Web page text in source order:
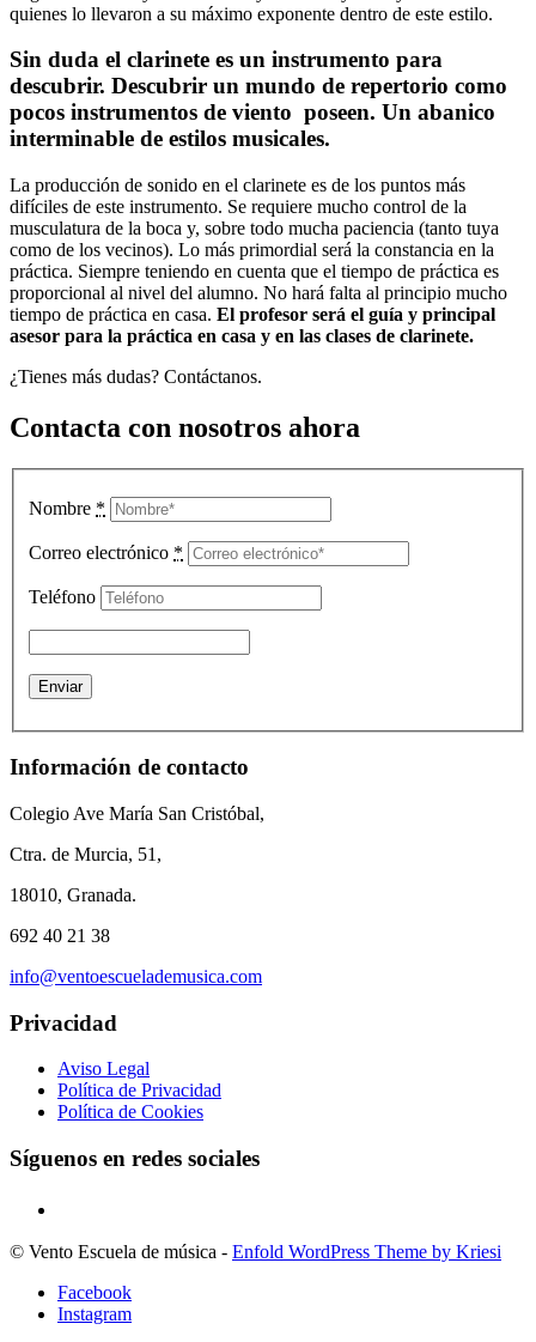
quienes lo llevaron a su máximo exponente dentro de este estilo.
Sin duda el clarinete es un instrumento para
descubrir. Descubrir un mundo de repertorio como
pocos instrumentos de viento poseen. Un abanico
interminable de estilos musicales.
La producción de sonido en el clarinete es de los puntos más
difíciles de este instrumento. Se requiere mucho control de la
musculatura de la boca y, sobre todo mucha paciencia (tanto tuya
como de los vecinos). Lo más primordial será la constancia en la
práctica. Siempre teniendo en cuenta que el tiempo de práctica es
proporcional al nivel del alumno. No hará falta al principio mucho
tiempo de práctica en casa. El profesor será el guía y principal
asesor para la práctica en casa y en las clases de clarinete.
¿Tienes más dudas? Contáctanos.
Contacta con nosotros ahora
Nombre *
Correo electrónico *
Teléfono
Información de contacto
Colegio Ave María San Cristóbal,
Ctra. de Murcia, 51,
18010, Granada.
692 40 21 38
info@ventoescuelademusica.com
Privacidad
Aviso Legal
Política de Privacidad
Política de Cookies
Síguenos en redes sociales
© Vento Escuela de música - Enfold WordPress Theme by Kriesi
Facebook
Instagram